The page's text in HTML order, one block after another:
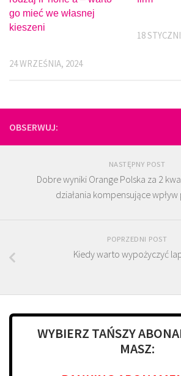
go mieć we własnej
kieszeni
24 WRZEŚNIA, 2024
18
OBSERWUJ:
NASTĘPNY POST
Dobre wyniki Orange Polska za 2
działania kompensujące
POPRZEDNI POST
Kiedy warto wypożyczyć
WYBIERZ TAŃSZY
MASZ: